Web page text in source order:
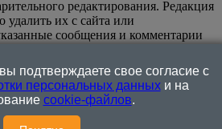
редактирования. Редакция
удалить их с сайта или
сообщения и комментарии
закона.
применяются рекомендательные
технологии предоставления
систематизации и анализа
предпочтениям пользователей сети
подтверждаете свое согласие с
персональных данныхи на
cookie-файлов.